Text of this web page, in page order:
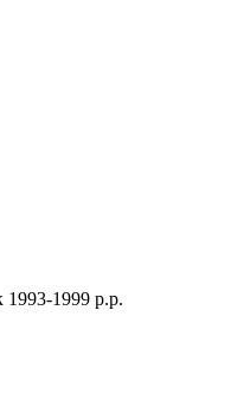
1999 р.р.